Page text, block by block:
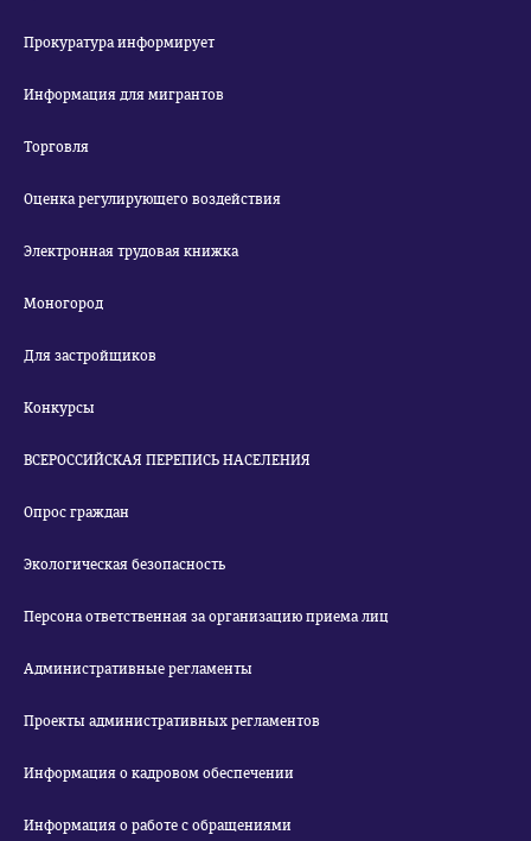
Прокуратура информирует
Информация для мигрантов
Торговля
Оценка регулирующего воздействия
Электронная трудовая книжка
Моногород
Для застройщиков
Конкурсы
ВСЕРОССИЙСКАЯ ПЕРЕПИСЬ НАСЕЛЕНИЯ
Опрос граждан
Экологическая безопасность
Персона ответственная за организацию приема лиц
Административные регламенты
Проекты административных регламентов
Информация о кадровом обеспечении
Информация о работе с обращениями